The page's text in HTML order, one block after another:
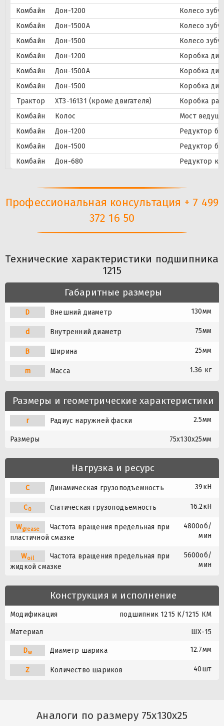
Комбайн
Дон-1200
Колесо
Комбайн
Дон-1500А
Колесо
Комбайн
Дон-1500
Колесо
Комбайн
Дон-1200
Коробка
Комбайн
Дон-1500А
Коробка
Комбайн
Дон-1500
Коробка
Трактор
ХТЗ-16131 (кроме двигателя)
Коробка
Комбайн
Колос
Мост
Комбайн
Дон-1200
Редуктор
Комбайн
Дон-1500
Редуктор
Комбайн
Дон-680 Редуктор
Профессиональная консультация + 7 499
372 16 50
Технические характеристики подшипника
1215
Габаритные размеры
D Внешний диаметр 130мм
d Внутренний диаметр 75мм
B Ширина 25мм
m Масса 1.36 кг
Размеры и геометрические характеристики
r Радиус наружней фаски 2.5мм
Размеры 75x130x25мм
Нагрузка и ресурс
C Динамическая грузоподъемность 39кН
C0 Статическая грузоподъемность 16.2кН
Wgrease
Частота вращения предельная при
пластичной смазке
4800об/
мин
Woil
Частота вращения предельная при
жидкой смазке
5600об/
мин
Конструкция и исполнение
Модификация подшипник 1215 К/1215 КМ
Материал ШХ-15
Dw Диаметр шарика 12.7мм
Z Количество шариков 40шт
Аналоги по размеру 75x130x25